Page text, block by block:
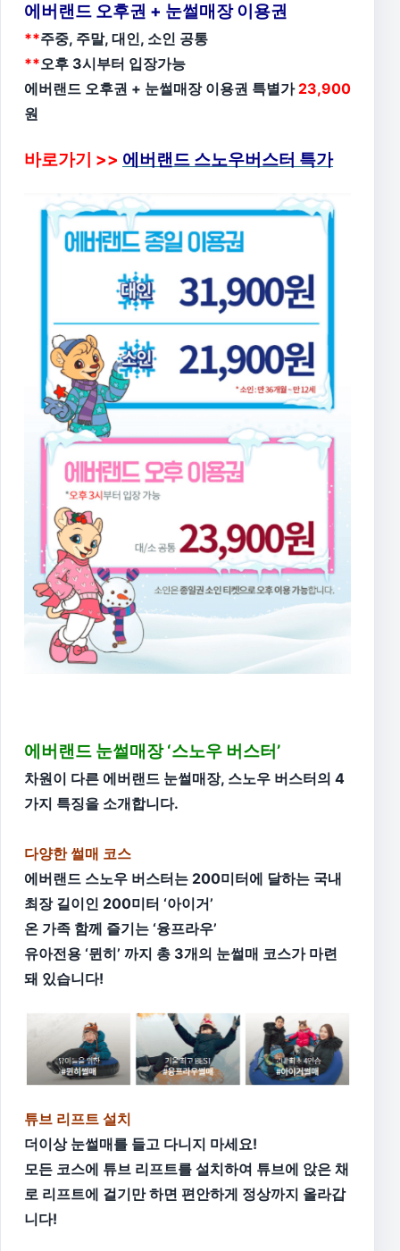
에버랜드 오후권 + 눈썰매장 이용권
**주중, 주말, 대인, 소인 공통
**오후 3시부터 입장가능
에버랜드 오후권 + 눈썰매장 이용권 특별가 23,900
원
바로가기 >> 에버랜드 스노우버스터 특가
에버랜드 눈썰매장 ‘스노우 버스터’
차원이 다른 에버랜드 눈썰매장, 스노우 버스터의 4
가지 특징을 소개합니다.
다양한 썰매 코스
에버랜드 스노우 버스터는 200미터에 달하는 국내
최장 길이인 200미터 ‘아이거’
온 가족 함께 즐기는 ‘융프라우’
유아전용 ‘뮌히’ 까지 총 3개의 눈썰매 코스가 마련
돼 있습니다!
튜브 리프트 설치
더이상 눈썰매를 들고 다니지 마세요!
모든 코스에 튜브 리프트를 설치하여 튜브에 앉은 채
로 리프트에 걸기만 하면 편안하게 정상까지 올라갑
니다!